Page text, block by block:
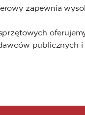
zapewnia
publicznych i